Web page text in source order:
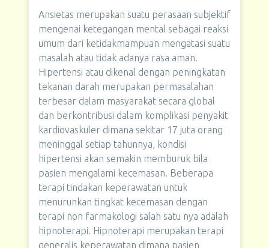
Ansietas merupakan suatu perasaan subjektif
mengenai ketegangan mental sebagai reaksi
umum dari ketidakmampuan mengatasi suatu
masalah atau tidak adanya rasa aman.
Hipertensi atau dikenal dengan peningkatan
tekanan darah merupakan permasalahan
terbesar dalam masyarakat secara global
dan berkontribusi dalam komplikasi penyakit
kardiovaskuler dimana sekitar 17 juta orang
meninggal setiap tahunnya, kondisi
hipertensi akan semakin memburuk bila
pasien mengalami kecemasan. Beberapa
terapi tindakan keperawatan untuk
menurunkan tingkat kecemasan dengan
terapi non farmakologi salah satu nya adalah
hipnoterapi. Hipnoterapi merupakan terapi
generalis keperawatan dimana pasien